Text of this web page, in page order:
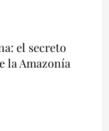
el secreto
la Amazonía